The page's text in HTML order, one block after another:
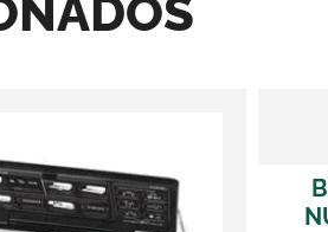
BÁSCULA ON BALANCE
NUTRIENT 100 – 0.01 GR.